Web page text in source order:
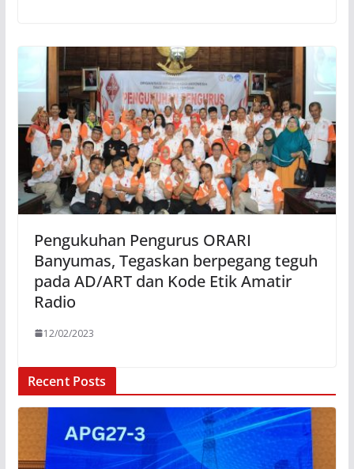
Pengukuhan Pengurus ORARI
Banyumas, Tegaskan berpegang teguh
pada AD/ART dan Kode Etik Amatir
Radio
12/02/2023
Recent Posts